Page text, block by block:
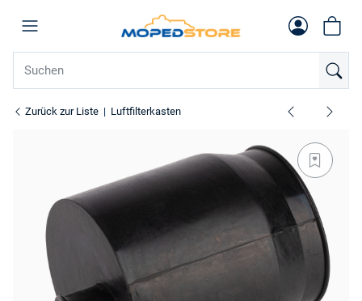
Zurück zur Liste Luftfilterkasten